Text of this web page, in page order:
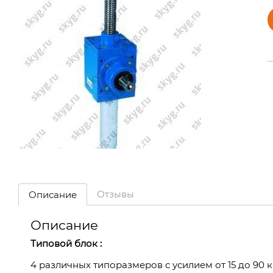
Описание Отзывы
Описание
Типовой блок :
4 различных типоразмеров с усилием от 15 до 90